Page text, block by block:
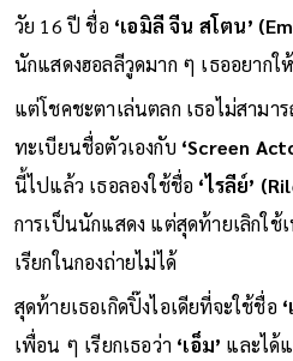
วัย 16 ปี ชื่อ ‘เอมิลี จีน สโตน’
นักแสดงฮอลลีวูดมาก ๆ เธออยากใ
แต่โชคชะตาเล่นตลก เธอไม่สามาร
ทะเบียนชื่อตัวเองกับ ‘Screen
นี้ไปแล้ว เธอลองใช้ชื่อ ‘ไรลีย์’
การเป็นนักแสดง แต่สุดท้ายเลิกใช้
เรียกในกองถ่ายไม่ได้
สุดท้ายเธอเกิดปิ๊งไอเดียที่จะใช้ชื่อ
เพื่อน ๆ เรียกเธอว่า ‘เอ็ม’ และได้